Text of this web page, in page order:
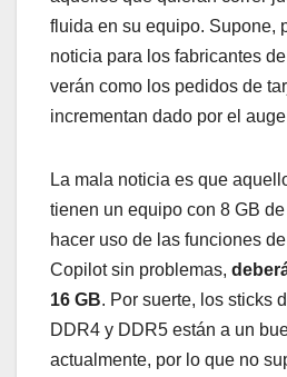
fluida en su equipo. Supone,
noticia para los fabricantes
verán como los pedidos de
incrementan dado por el
La mala noticia es que
tienen un equipo con 8 GB
hacer uso de las funciones
Copilot sin problemas,
16 GB. Por suerte, los sticks
DDR4 y DDR5 están a un
actualmente, por lo que no